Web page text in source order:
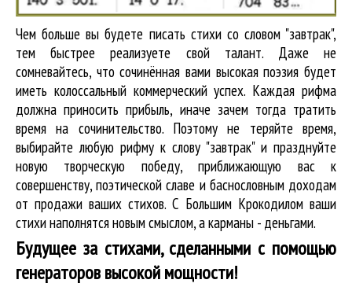
Чем больше вы будете писать стихи со словом "завтрак",
тем быстрее реализуете свой талант. Даже не
сомневайтесь, что сочинённая вами высокая поэзия будет
иметь колоссальный коммерческий успех. Каждая рифма
должна приносить прибыль, иначе зачем тогда тратить
время на сочинительство. Поэтому не теряйте время,
выбирайте любую рифму к слову "завтрак" и празднуйте
новую творческую победу, приближающую вас к
совершенству, поэтической славе и баснословным доходам
от продажи ваших стихов. С Большим Крокодилом ваши
стихи наполнятся новым смыслом, а карманы - деньгами.
Будущее за стихами, сделанными с помощью
генераторов высокой мощности!